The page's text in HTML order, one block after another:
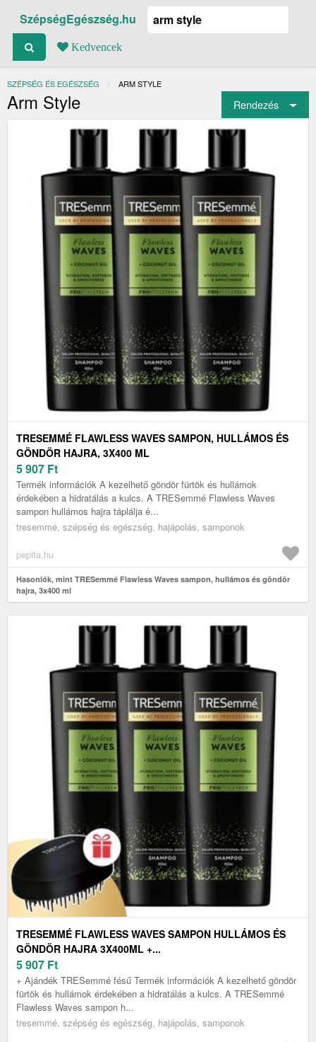
SzépségEgészség.hu
Kedvencek
SZÉPSÉG ÉS EGÉSZSÉG JELENLEGI:
ARM STYLE
Arm Style Rendezés
TRESEMMÉ FLAWLESS WAVES SAMPON, HULLÁMOS ÉS
GÖNDÖR HAJRA, 3X400 ML
5 907 Ft
Termék információk A kezelhető göndör fürtök és hullámok
érdekében a hidratálás a kulcs. A TRESemmé Flawless Waves
sampon hullámos hajra táplálja é...
tresemmé, szépség és egészség, hajápolás, samponok
pepita.hu
Hasonlók, mint TRESemmé Flawless Waves sampon, hullámos és göndör
hajra, 3x400 ml
TRESEMMÉ FLAWLESS WAVES SAMPON HULLÁMOS ÉS
GÖNDÖR HAJRA 3X400ML +...
5 907 Ft
+ Ajándék TRESemmé fésű Termék információk A kezelhető göndör
fürtök és hullámok érdekében a hidratálás a kulcs. A TRESemmé
Flawless Waves sampon h...
tresemmé, szépség és egészség, hajápolás, samponok